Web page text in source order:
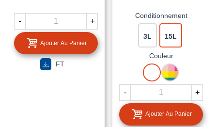
- +
Ajouter Au Panier
FT
Conditionnement
3L 15L
Couleur
BLANCMISE
A
TEINTE
- +
Ajouter Au Panier